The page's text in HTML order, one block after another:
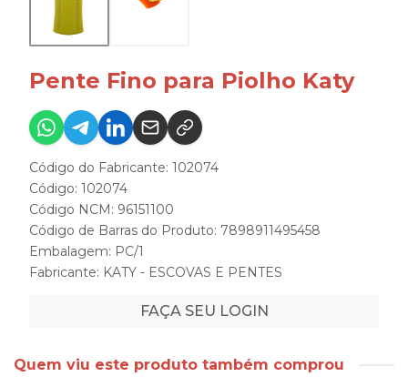
Pente Fino para Piolho Katy
Código do Fabricante: 102074
Código: 102074
Código NCM: 96151100
Código de Barras do Produto: 7898911495458
Embalagem: PC/1
Fabricante: KATY - ESCOVAS E PENTES
FAÇA SEU LOGIN
Quem viu este produto também comprou